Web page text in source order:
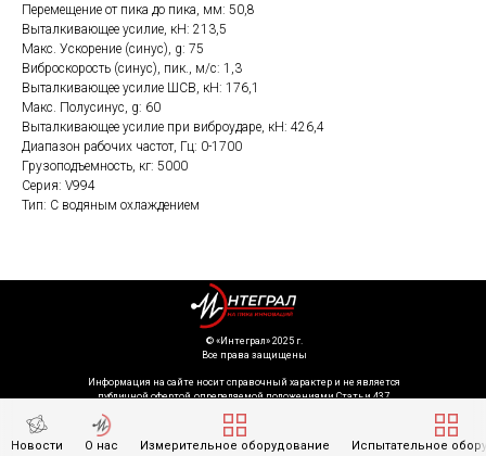
Перемещение от пика до пика, мм: 50,8
Выталкивающее усилие, кН: 213,5
Макс. Ускорение (синус), g: 75
Виброскорость (синус), пик., м/с: 1,3
Выталкивающее усилие ШСВ, кН: 176,1
Макс. Полусинус, g: 60
Выталкивающее усилие при виброударе, кН: 426,4
Диапазон рабочих частот, Гц: 0-1700
Грузоподъемность, кг: 5000
Серия: V994
Тип: С водяным охлаждением
Информация на сайте носит справочный характер и не является
публичной офертой, определяемой положениями Статьи 437
(спецификация) и комплект поставки товара могут быть изменены
производителем без предварительного уведомления. Уточняйте
информацию у наших менеджеров.
©️ «Интеграл» 2025 г.
Все права защищены
Новости О нас Измерительное оборудование Испытательное